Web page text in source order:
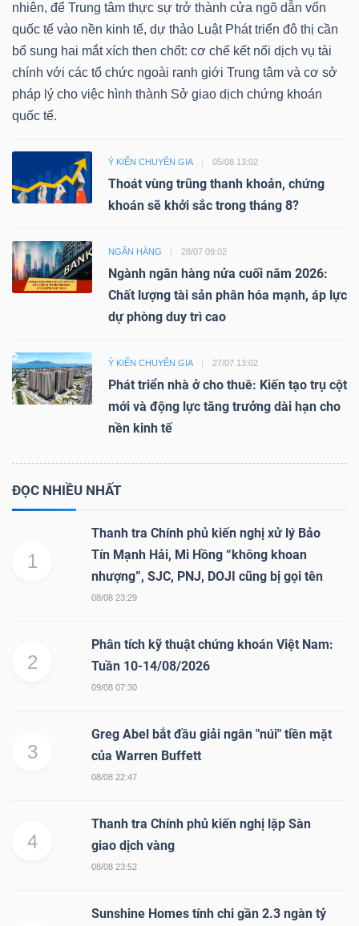
nhiên, để Trung tâm thực sự trở thành cửa ngõ dẫn vốn
quốc tế vào nền kinh tế, dự thảo Luật Phát triển đô thị cần
bổ sung hai mắt xích then chốt: cơ chế kết nối dịch vụ tài
chính với các tổ chức ngoài ranh giới Trung tâm và cơ sở
pháp lý cho việc hình thành Sở giao dịch chứng khoán
quốc tế.
Ý KIẾN CHUYÊN GIA 05/08 13:02
Thoát vùng trũng thanh khoản, chứng
khoán sẽ khởi sắc trong tháng 8?
NGÂN HÀNG 28/07 09:02
Ngành ngân hàng nửa cuối năm 2026:
Chất lượng tài sản phân hóa mạnh, áp lực
dự phòng duy trì cao
Ý KIẾN CHUYÊN GIA 27/07 13:02
Phát triển nhà ở cho thuê: Kiến tạo trụ cột
mới và động lực tăng trưởng dài hạn cho
nền kinh tế
ĐỌC NHIỀU NHẤT
1
Thanh tra Chính phủ kiến nghị xử lý Bảo
Tín Mạnh Hải, Mi Hồng “không khoan
nhượng”, SJC, PNJ, DOJI cũng bị gọi tên
08/08 23:29
2
Phân tích kỹ thuật chứng khoán Việt Nam:
Tuần 10-14/08/2026
09/08 07:30
3
Greg Abel bắt đầu giải ngân "núi" tiền mặt
của Warren Buffett
08/08 22:47
4
Thanh tra Chính phủ kiến nghị lập Sàn
giao dịch vàng
08/08 23:52
Sunshine Homes tính chi gần 2.3 ngàn tỷ